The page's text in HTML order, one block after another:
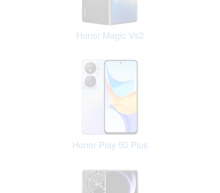
Honor Magic Vs2
Honor Play 50 Plus